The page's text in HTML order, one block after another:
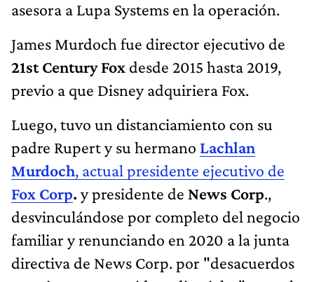
asesora a Lupa Systems en la operación.
James Murdoch fue director ejecutivo de
21st Century Fox desde 2015 hasta 2019,
previo a que Disney adquiriera Fox.
Luego, tuvo un distanciamiento con su
padre Rupert y su hermano Lachlan
Murdoch, actual presidente ejecutivo de
Fox Corp. y presidente de News Corp.,
desvinculándose por completo del negocio
familiar y renunciando en 2020 a la junta
directiva de News Corp. por "desacuerdos